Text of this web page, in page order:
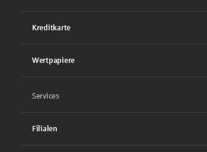
Kreditkarte
Wertpapiere
Services
Filialen